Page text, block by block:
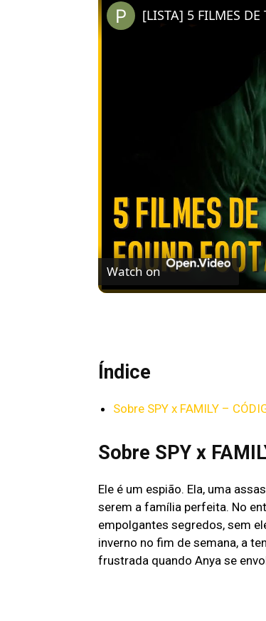
Watch on
Índice
Sobre SPY x FAMILY –
Sobre SPY x
Ele é um espião. Ela, uma
serem a família perfeita. No
empolgantes segredos, sem
inverno no fim de semana, a
frustrada quando Anya se